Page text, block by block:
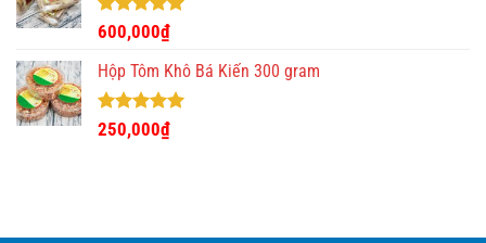
Được xếp
hạng
5.00
5 sao
600,000₫
Hộp Tôm Khô Bá Kiến 300 gram
Được xếp
hạng
5.00
250,000₫